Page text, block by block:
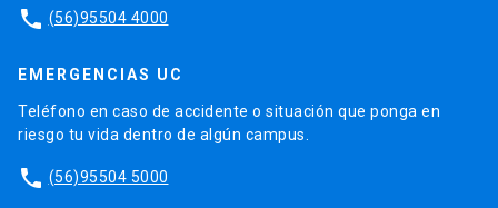
phone (56)95504 4000
EMERGENCIAS UC
Teléfono en caso de accidente o situación que ponga en
riesgo tu vida dentro de algún campus.
phone (56)95504 5000